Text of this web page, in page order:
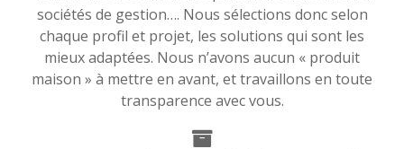
sociétés de gestion…. Nous sélections donc selon
chaque profil et projet, les solutions qui sont les
mieux adaptées. Nous n’avons aucun « produit
maison » à mettre en avant, et travaillons en toute
transparence avec vous.